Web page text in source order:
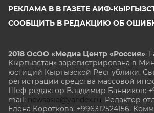
РЕКЛАМА В В ГАЗЕТЕ АИФ-
СООБЩИТЬ В РЕДАКЦИЮ ОБ
2018 ОсОО «Медиа Центр «Россия».
Кыргызстан» зарегистрирована в
юстиций Кыргызской Республики.
регистрации средства массовой
Шеф-редактор Владимир Банников:
mail: newsasia@yandex.ru. Редактор
Елена Короткова: +996312524156.